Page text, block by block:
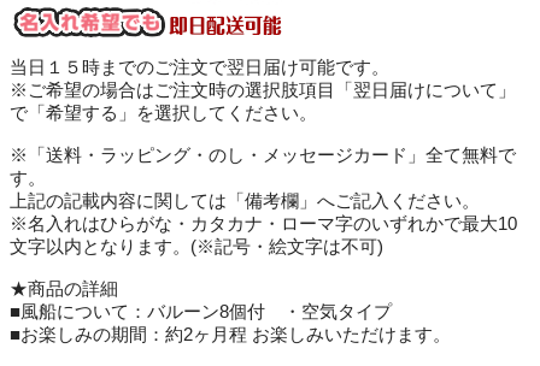
当日１５時までのご注文で翌日届け可能です。
※ご希望の場合はご注文時の選択肢項目「翌日届けについて」
で「希望する」を選択してください。
※「送料・ラッピング・のし・メッセージカード」全て無料で
す。
上記の記載内容に関しては「備考欄」へご記入ください。
※名入れはひらがな・カタカナ・ローマ字のいずれかで最大10
文字以内となります。(※記号・絵文字は不可)
★商品の詳細
■風船について：バルーン8個付 ・空気タイプ
■お楽しみの期間：約2ヶ月程 お楽しみいただけます。